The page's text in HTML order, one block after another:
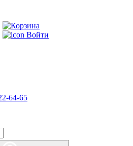
Войти
64-65